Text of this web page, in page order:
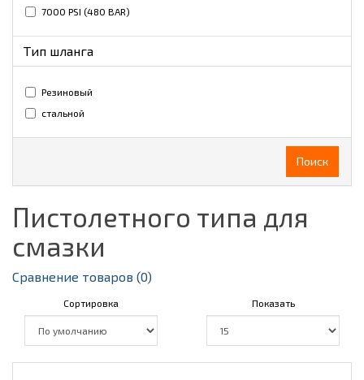
7000 PSI (480 BAR)
Тип шланга
Резиновый
стальной
Поиск
Пистолетного типа для
смазки
Сравнение товаров (0)
Сортировка Показать